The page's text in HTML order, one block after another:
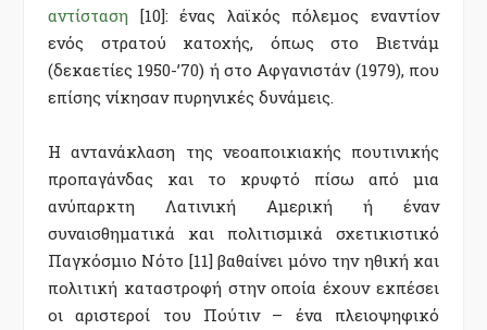
αντίσταση [10]: ένας λαϊκός πόλεμος εναντίον
ενός στρατού κατοχής, όπως στο Βιετνάμ
(δεκαετίες 1950-’70) ή στο Αφγανιστάν (1979), που
επίσης νίκησαν πυρηνικές δυνάμεις.
Η αντανάκλαση της νεοαποικιακής πουτινικής
προπαγάνδας και το κρυφτό πίσω από μια
ανύπαρκτη Λατινική Αμερική ή έναν
συναισθηματικά και πολιτισμικά σχετικιστικό
Παγκόσμιο Νότο [11] βαθαίνει μόνο την ηθική και
πολιτική καταστροφή στην οποία έχουν εκπέσει
οι αριστεροί του Πούτιν – ένα πλειοψηφικό